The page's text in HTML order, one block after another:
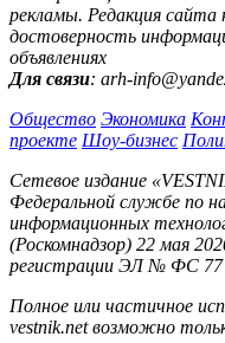
рекламы. Редакция
достоверность
объявлениях
Для связи: arh-
Общество Экономика
проекте Шоу-бизнес
Сетевое издание
Федеральной службе по
информационных
(Роскомнадзор) 22 мая
регистрации ЭЛ № ФС 77
Полное или частичное
vestnik.net возможно